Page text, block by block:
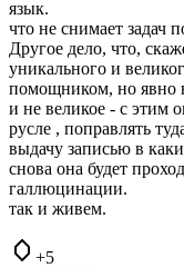
язык.
что не снимает задач
Другое дело, что,
уникального и
помощником, но явно
и не великое - с этим
русле , поправлять
выдачу записью в
снова она будет
галлюцинации.
так и живем.
+5